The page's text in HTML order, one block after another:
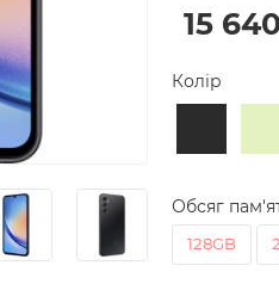
15
Колір
Обсяг
128GB